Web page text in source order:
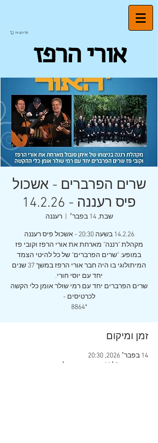
סל הקניות
אורי הרפז
שרים הפרברים - אשכול
פיס רעננה - 14.2.26
שבת, 14 בפבר׳
  |
רעננה
מקהלת "רננה" מארחת את אורי הרפז וקובי פז
במופע: "שרים הפרברים" של כל להיטי הצמד
המיתולוגי בו היה חבר אורי הרפז במשך 37 שנים
*8864
זמן ומיקום
14 בפבר׳ 2026, 20:30
רעננה, החי"ל 46, רעננה, ישראל